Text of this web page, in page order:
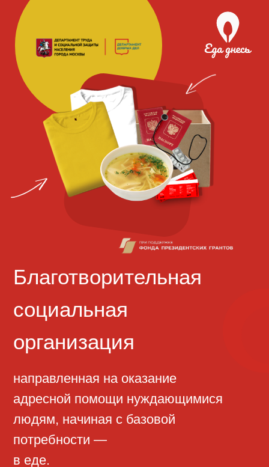
направленная на оказание
адресной помощи нуждающимися
потребности —
Благотворительная